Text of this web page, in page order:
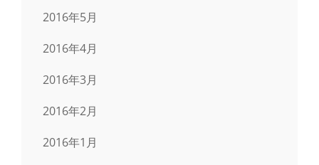
2016年5月
2016年4月
2016年3月
2016年2月
2016年1月